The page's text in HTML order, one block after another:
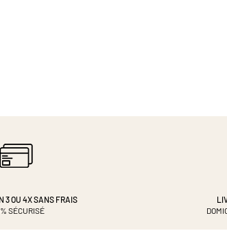
3 OU 4XSANS FRAIS
SÉCURISÉ